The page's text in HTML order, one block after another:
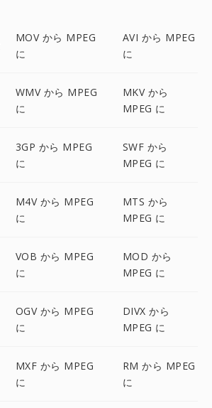
MOV から MPEG
に
AVI から MPEG
に
WMV から MPEG
に
MKV から
MPEG に
3GP から MPEG
に
SWF から
MPEG に
M4V から MPEG
に
MTS から
MPEG に
VOB から MPEG
に
MOD から
MPEG に
OGV から MPEG
に
DIVX から
MPEG に
MXF から MPEG
に
RM から MPEG
に